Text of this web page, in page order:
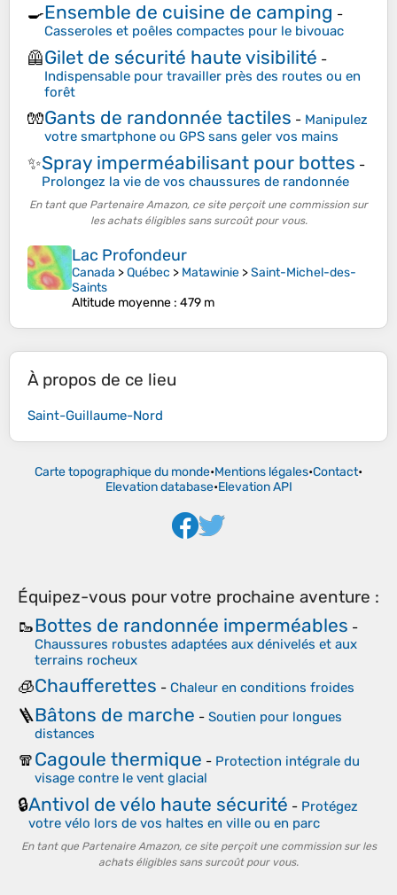
🍳Ensemble de cuisine de camping -
Casseroles et poêles compactes pour le bivouac
🦺Gilet de sécurité haute visibilité -
Indispensable pour travailler près des routes ou en
forêt
🧤Gants de randonnée tactiles - Manipulez
votre smartphone ou GPS sans geler vos mains
✨Spray imperméabilisant pour bottes -
Prolongez la vie de vos chaussures de randonnée
En tant que Partenaire Amazon, ce site perçoit une commission sur
les achats éligibles sans surcoût pour vous.
Lac Profondeur
Canada >Québec > Matawinie >Saint-Michel-des-
Saints
Altitude moyenne : 479 m
À propos de ce lieu
Saint-Guillaume-Nord
Carte topographique du monde•Mentions légales•Contact•
Elevation database•Elevation API
Équipez-vous pour votre prochaine aventure :
🥾Bottes de randonnée imperméables -
Chaussures robustes adaptées aux dénivelés et aux
terrains rocheux
🧊Chaufferettes - Chaleur en conditions froides
🪜Bâtons de marche - Soutien pour longues
distances
🧣Cagoule thermique - Protection intégrale du
visage contre le vent glacial
🔒Antivol de vélo haute sécurité - Protégez
votre vélo lors de vos haltes en ville ou en parc
En tant que Partenaire Amazon, ce site perçoit une commission sur les
achats éligibles sans surcoût pour vous.